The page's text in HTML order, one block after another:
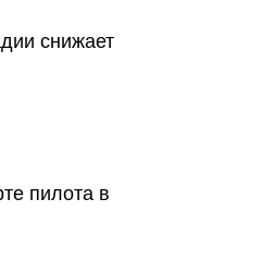
снижает
пилота в